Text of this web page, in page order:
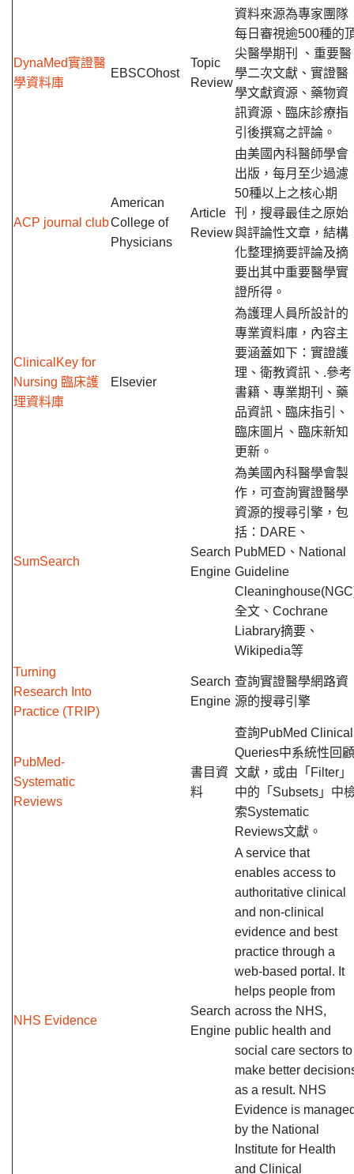
DynaMed實證醫
學資料庫
EBSCOhost
Topic
Review
資料來源為專家團隊
每日審視逾500種的
尖醫學期刊 、重要醫
學二次文獻、實證醫
學文獻資源、藥物資
訊資源、臨床診療指
引後撰寫之評論。
ACP journal club
American
College of
Physicians
Article
Review
由美國內科醫師學會
出版，每月至少過濾
50種以上之核心期
刊，搜尋最佳之原始
與評論性文章，結構
化整理摘要評論及摘
要出其中重要醫學實
證所得。
ClinicalKey for
Nursing 臨床護
理資料庫
Elsevier
為護理人員所設計的
專業資料庫，內容主
要涵蓋如下：實證護
理、衛教資訊、.參考
書籍、專業期刊、藥
品資訊、臨床指引、
臨床圖片、臨床新知
更新。
SumSearch
Search
Engine
為美國內科醫學會製
作，可查詢實證醫學
資源的搜尋引擎，包
括：DARE、
PubMED、National
Guideline
全文、Cochrane
Liabrary摘要、
Wikipedia等
Turning
Research Into
Practice (TRIP)
Search
Engine
查詢實證醫學網路資
源的搜尋引擎
PubMed-
Systematic
Reviews
書目資
料
查詢PubMed Clinical
Queries中系統性回顧
文獻，或由「Filter」
中的「Subsets」中
索Systematic
Reviews文獻。
NHS Evidence
Search
Engine
A service that
enables access to
authoritative clinical
and non-clinical
evidence and best
practice through a
web-based portal. It
helps people from
across the NHS,
public health and
social care sectors to
make better
as a result. NHS
Evidence is
by the National
Institute for Health
and Clinical